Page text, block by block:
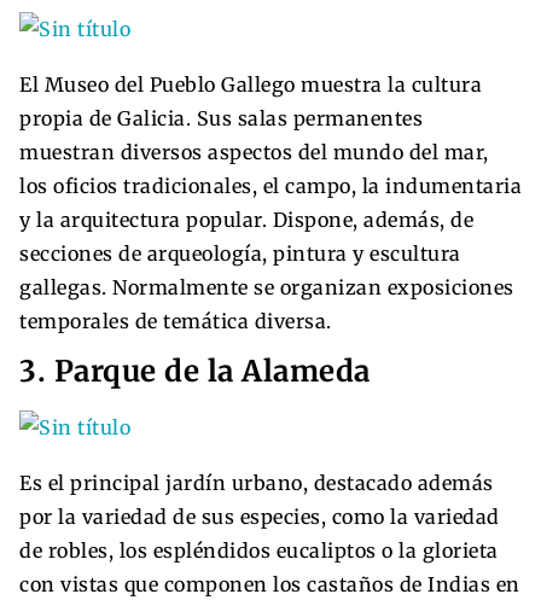
El Museo del Pueblo Gallego muestra la cultura
propia de Galicia. Sus salas permanentes
muestran diversos aspectos del mundo del mar,
los oficios tradicionales, el campo, la indumentaria
y la arquitectura popular. Dispone, además, de
secciones de arqueología, pintura y escultura
gallegas. Normalmente se organizan exposiciones
temporales de temática diversa.
3. Parque de la Alameda
Es el principal jardín urbano, destacado además
por la variedad de sus especies, como la variedad
de robles, los espléndidos eucaliptos o la glorieta
con vistas que componen los castaños de Indias en